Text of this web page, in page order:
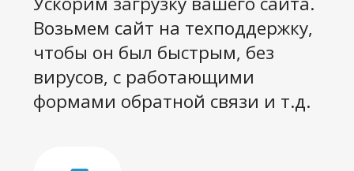
Мы не начнем,
пока сами не
будем уверены в
результате